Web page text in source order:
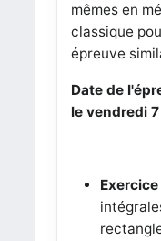
mêmes en
classique
épreuve
Date de
le vendredi